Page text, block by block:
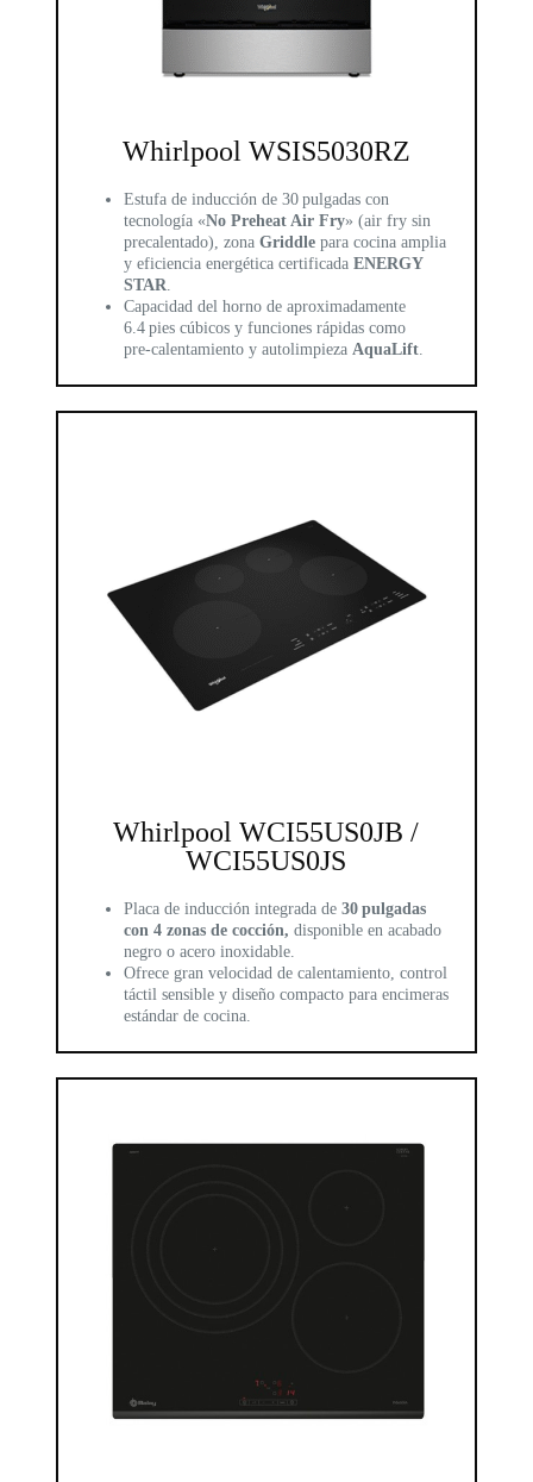
Whirlpool WSIS5030RZ
Estufa de inducción de 30 pulgadas con
tecnología «No Preheat Air Fry» (air fry sin
precalentado), zona Griddlepara cocina amplia
y eficiencia energética certificada ENERGY
STAR.
Capacidad del horno de aproximadamente
6.4 pies cúbicos y funciones rápidas como
pre‑calentamiento y autolimpieza AquaLift.
Whirlpool WCI55US0JB /
WCI55US0JS
Placa de inducción integrada de 30 pulgadas
con 4 zonas de cocción, disponible en acabado
negro o acero inoxidable.
Ofrece gran velocidad de calentamiento, control
táctil sensible y diseño compacto para encimeras
estándar de cocina.